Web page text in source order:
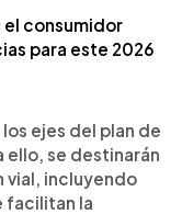
el consumidor
para este 2026
ejes del plan de
ello, se destinarán
vial, incluyendo
facilitan la